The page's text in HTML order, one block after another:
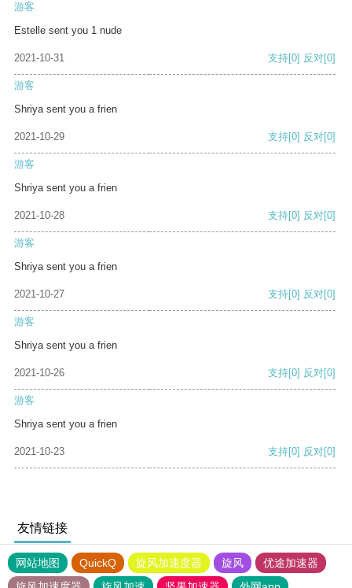
游客
Estelle sent you 1 nude
2021-10-31 支持[0] 反对[0]
游客
Shriya sent you a frien
2021-10-29 支持[0] 反对[0]
游客
Shriya sent you a frien
2021-10-28 支持[0] 反对[0]
游客
Shriya sent you a frien
2021-10-27 支持[0] 反对[0]
游客
Shriya sent you a frien
2021-10-26 支持[0] 反对[0]
游客
Shriya sent you a frien
2021-10-23 支持[0] 反对[0]
友情链接
网站地图 QuickQ 旋风加速度器 旋风
优途加速器